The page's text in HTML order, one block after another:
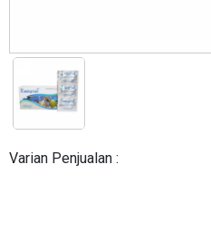
Varian Penjualan :